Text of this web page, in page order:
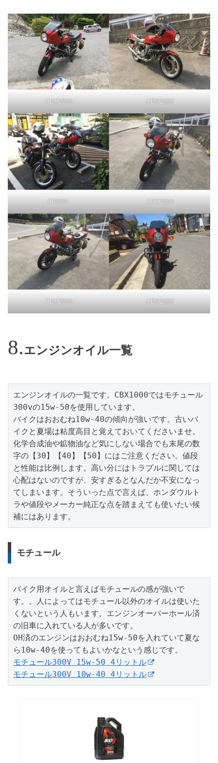
CBX1000 CBX1000
CB900F CBX1000
CBX1000 CBX1000
エンジンオイル一覧
エンジンオイルの一覧です。CBX1000ではモチュール
300vの15w-50を使用しています。
バイクはおおむね10w-40の傾向が強いです。古いバ
イクと夏場は粘度高目と覚えておいてくださいませ。
化学合成油や鉱物油など気にしない場合でも末尾の数
字の【30】【40】【50】にはご注意ください。値段
と性能は比例します。高い分にはトラブルに関しては
心配はないのですが、安すぎるとなんだか不安になっ
てしまいます。そういった点で言えば、ホンダウルト
ラや値段やメーカー純正な点を踏まえても使いたい候
補にはあります。
モチュール
バイク用オイルと言えばモチュールの感が強いで
す。。人によってはモチュール以外のオイルは使いた
くないという人もいます。エンジンオーバーホール済
の旧車に入れている人が多いです。
OH済のエンジンはおおむね15w-50を入れていて夏な
モチュール300V 15w-50 4リットル
モチュール300V 10w-40 4リットル